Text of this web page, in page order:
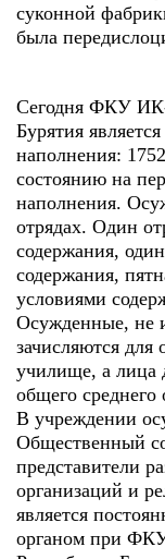
суконной
была
Сегодня ФКУ
Бурятия
наполнения:
состоянию на
наполнения.
отрядах. Один
содержания,
содержания,
условиями
Осужденные, не
зачисляются для
училище, а лица
общего среднего
В учреждении
Общественный
представители
организаций и
является
органом при